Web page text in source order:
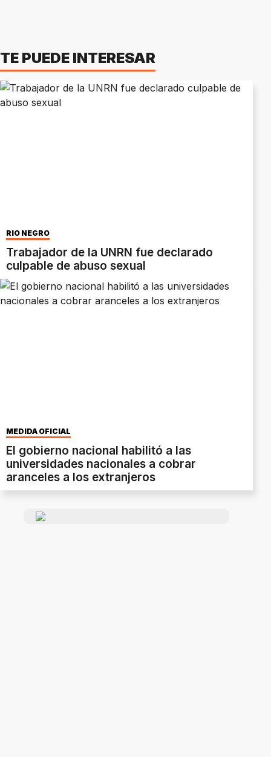
TE PUEDE INTERESAR
RÍO NEGRO
Trabajador de la UNRN fue declarado
culpable de abuso sexual
MEDIDA OFICIAL
El gobierno nacional habilitó a las
universidades nacionales a cobrar
aranceles a los extranjeros